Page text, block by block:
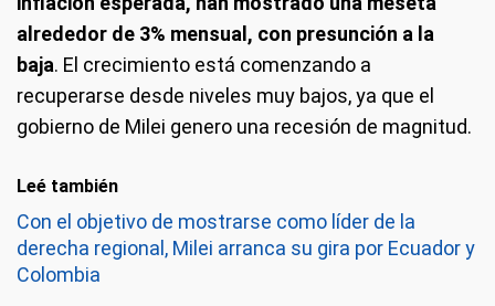
alrededor de 3% mensual, con presunción a la
baja. El crecimiento está comenzando a
recuperarse desde niveles muy bajos, ya que el
gobierno de Milei genero una recesión de magnitud.
Leé también
Con el objetivo de mostrarse como líder de la
derecha regional, Milei arranca su gira por Ecuador y
Colombia